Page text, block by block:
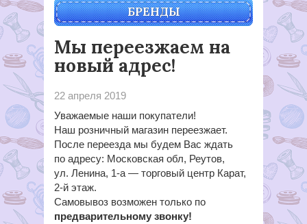
БРЕНДЫ
Мы переезжаем на
новый адрес!
22 апреля 2019
Уважаемые наши покупатели!
Наш розничный магазин переезжает.
После переезда мы будем Вас ждать
по адресу: Московская обл, Реутов,
ул. Ленина, 1-а — торговый центр Карат,
2-й этаж.
Самовывоз возможен только по
предварительному звонку!